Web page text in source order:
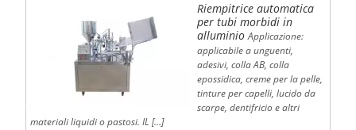
Riempitrice automatica
per tubi morbidi in
alluminio Applicazione:
applicabile a unguenti,
adesivi, colla AB, colla
epossidica, creme per la pelle,
tinture per capelli, lucido da
scarpe, dentifricio e altri
materiali liquidi o pastosi. IL […]